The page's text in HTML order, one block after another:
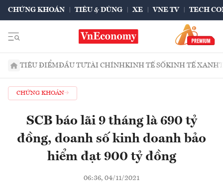
CHỨNG KHOÁN TIÊU & DÙNG XE VNE TV TECH
TIÊU ĐIỂMĐẦU TƯTÀI CHÍNHKINH TẾ SỐKINH TẾ XANH
CHỨNG KHOÁN
SCB báo lãi 9 tháng là 690 tỷ
đồng, doanh số kinh doanh bảo
hiểm đạt 900 tỷ đồng
06:36, 04/11/2021